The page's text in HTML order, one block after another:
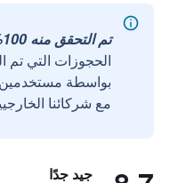
تم التحقق منه 100%
الحجوزات التي تم
مع شركائنا
جيد جدًا